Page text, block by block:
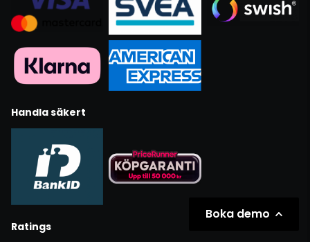
Handla säkert
Ratings
Boka demo